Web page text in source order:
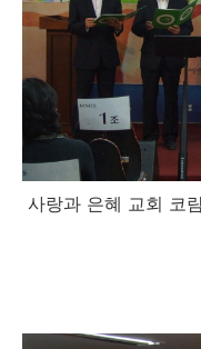
사랑과 은혜 교회 코